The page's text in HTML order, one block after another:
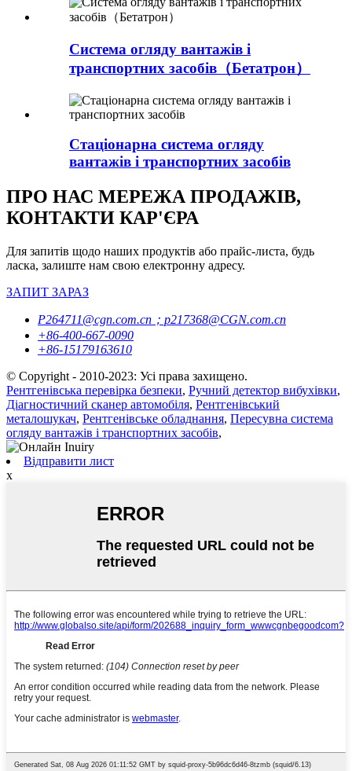
Система огляду вантажів і
транспортних засобів（Бетатрон）
Стаціонарна система огляду
вантажів і транспортних засобів
ПРО НАС МЕРЕЖА ПРОДАЖІВ,
КОНТАКТИ КАР'ЄРА
Для запитів щодо наших продуктів або прайс-листа, будь
ласка, залиште нам свою електронну адресу.
ЗАПИТ ЗАРАЗ
P264711@cgn.com.cn；p217368@CGN.com.cn
+86-400-667-0090
+86-15179163610
© Copyright - 2010-2023: Усі права захищено.
Рентгенівська перевірка безпеки, Ручний детектор вибухівки,
Діагностичний сканер автомобіля, Рентгенівський
металошукач, Рентгенівське обладнання, Пересувна система
огляду вантажів і транспортних засобів,
Відправити лист
x